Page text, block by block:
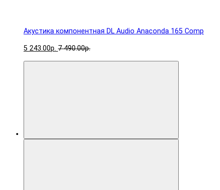
Акустика компонентная DL Audio Anaconda 165 Comp
5 243.00р. 7 490.00р.